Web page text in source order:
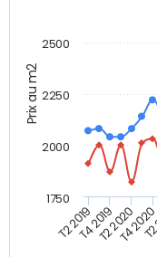
Prix au m2
T2 2019T4 2019T2 2020T4 2020
2000
1750
2250
2500